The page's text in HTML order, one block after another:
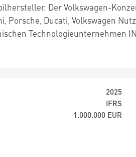
Der Volkswagen-
Porsche, Ducati, Volkswagen
Technologieunternehmen
2025
IFRS
1.000.000 EUR